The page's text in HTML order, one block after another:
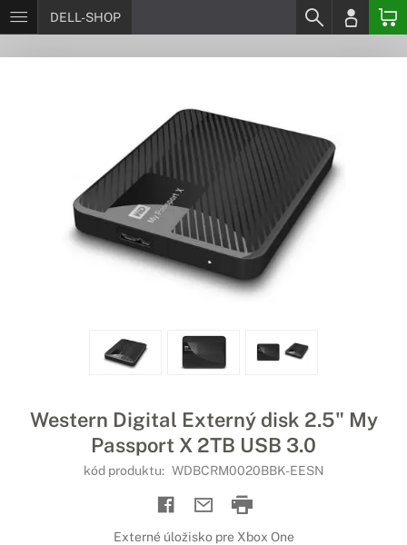
DELL-SHOP
Western Digital Externý disk 2.5" My
Passport X 2TB USB 3.0
kód produktu: WDBCRM0020BBK-EESN
Externé úložisko pre Xbox One